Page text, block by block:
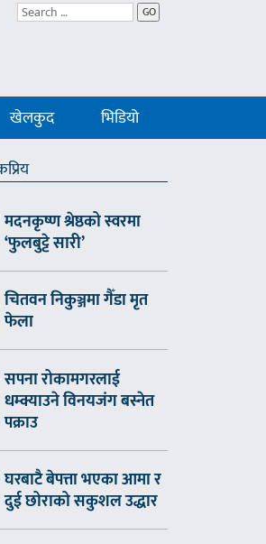
GO
खेलकुद भिडियो
मदनकृष्ण श्रेष्ठको स्वरमा
‘फुलबुट्टे सारी’
चितवन निकुञ्जमा गैँडा मृत
फेला
सपना रोकामगरलाई
धम्क्याउने विनयजंग बस्नेत
पक्राउ
घरबाटै बेपत्ता भएका आमा र
दुई छोराको सकुशल उद्धार